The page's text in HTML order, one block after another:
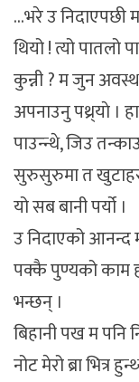
…भरे उ निदाएपछी
थियो ! त्यो पातलो
कुन्नी ? म जुन
अपनाउनु पथ्र्याे ।
पाउन्न्थे, जिउ
सुरुसुरुमा त
यो सब बानी पर्यो ।
उ निदाएको आनन्द
पक्कै पुण्यको काम
भन्छन् ।
बिहानी पख म पनि
नोट मेरो ब्रा भित्र